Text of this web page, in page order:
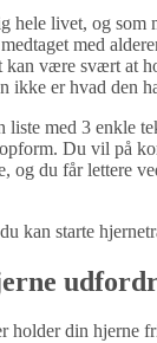
hele livet, og som
med
kan være svært at
ikke er hvad den
liste med 3 enkle
Du vil på
og du får lettere
kan starte
holder din hjerne